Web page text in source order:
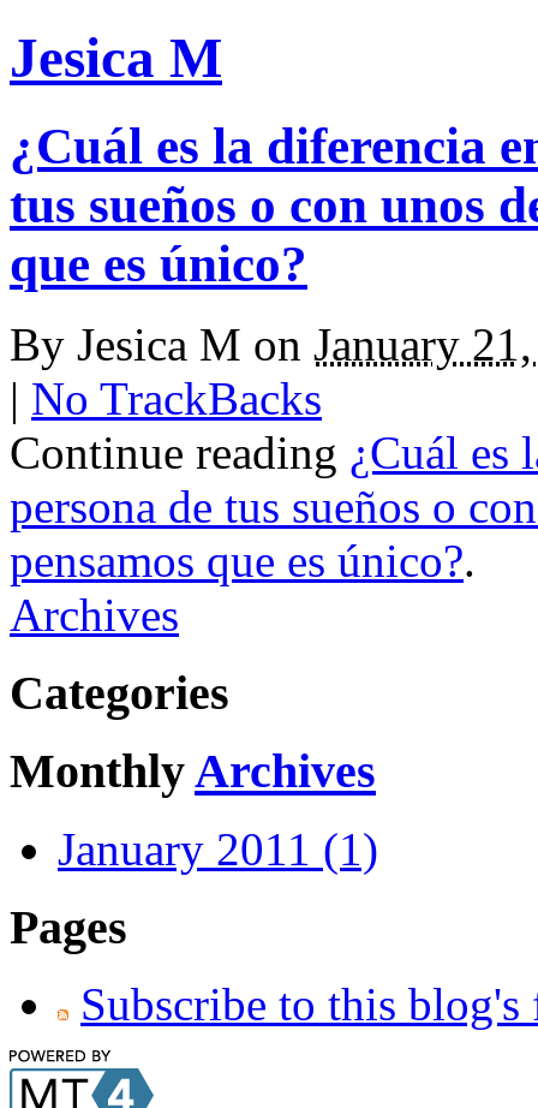
Jesica M
¿Cuál es la diferencia
tus sueños o con unos
que es único?
By Jesica M on January
| No TrackBacks
Continue reading ¿Cuál es
persona de tus sueños o
pensamos que es único?.
Archives
Categories
MonthlyArchives
January 2011 (1)
Pages
Subscribe to this blog's